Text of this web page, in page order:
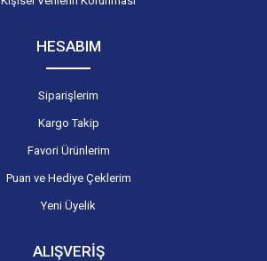
HESABIM
Siparişlerim
Kargo Takip
Favori Ürünlerim
Puan ve Hediye Çeklerim
Yeni Üyelik
ALIŞVERİŞ